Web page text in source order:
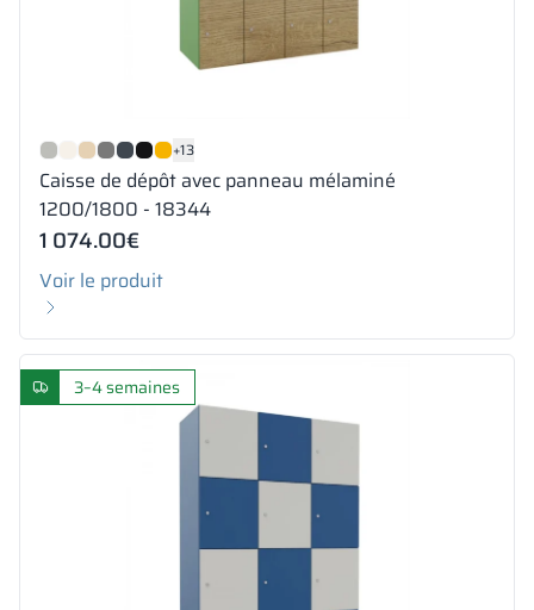
+13
Caisse de dépôt avec panneau mélaminé
1200/1800 - 18344
1 074.00€
Voir le produit
3–4 semaines